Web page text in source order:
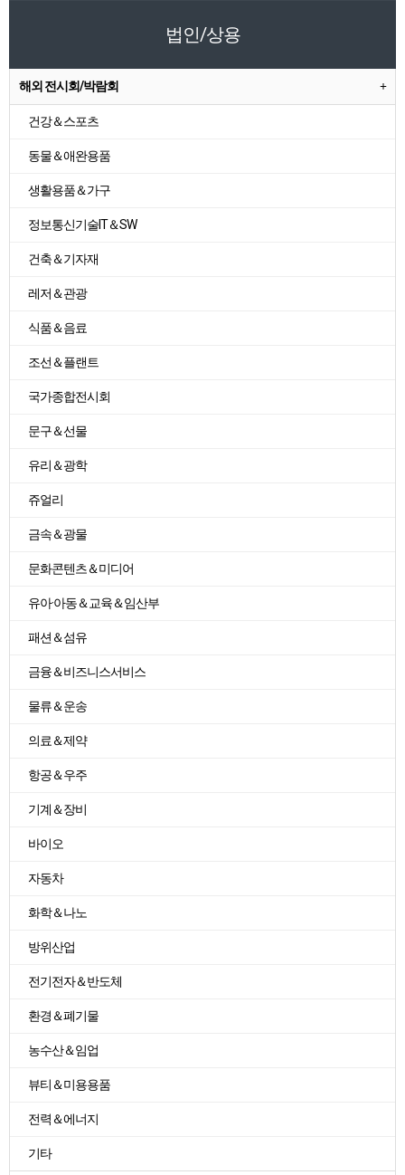
법인/상용
해외 전시회/박람회
건강＆스포츠
동물＆애완용품
생활용품＆가구
정보통신기술IT＆SW
건축＆기자재
레저＆관광
식품＆음료
조선＆플랜트
국가종합전시회
문구＆선물
유리＆광학
쥬얼리
금속＆광물
문화콘텐츠＆미디어
유아·아동＆교육＆임산부
패션＆섬유
금융＆비즈니스서비스
물류＆운송
의료＆제약
항공＆우주
기계＆장비
바이오
자동차
화학＆나노
방위산업
전기전자＆반도체
환경＆폐기물
농수산＆임업
뷰티＆미용용품
전력＆에너지
기타